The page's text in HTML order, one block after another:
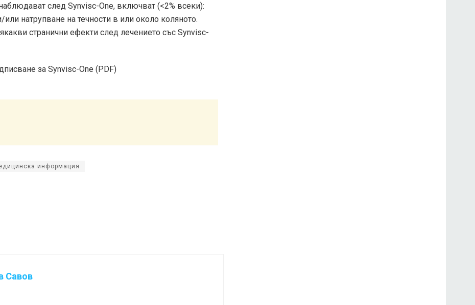
след Synvisc-One, включват (<2% всеки):
натрупване на течности в или около коляното.
странични ефекти след лечението със Synvisc-
за Synvisc-One (PDF)
информация
Савов